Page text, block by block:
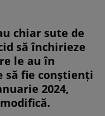
chiar sute de
să închirieze
le au în
să fie conștienți
2024,